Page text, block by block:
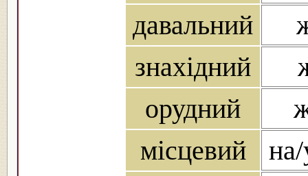
давальний
знахідний
орудний
місцевий